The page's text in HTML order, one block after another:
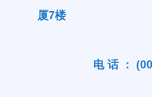
厦7楼
电话：